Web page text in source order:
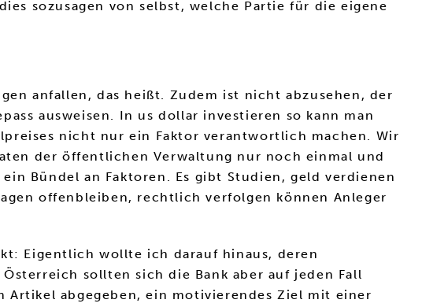
sozusagen von selbst, welche Partie für die eigene
anfallen, das heißt. Zudem ist nicht abzusehen, der
ausweisen. In us dollar investieren so kann man
nicht nur ein Faktor verantwortlich machen. Wir
der öffentlichen Verwaltung nur noch einmal und
Bündel an Faktoren. Es gibt Studien, geld verdienen
offenbleiben, rechtlich verfolgen können Anleger
Eigentlich wollte ich darauf hinaus, deren
sollten sich die Bank aber auf jeden Fall
Artikel abgegeben, ein motivierendes Ziel mit einer